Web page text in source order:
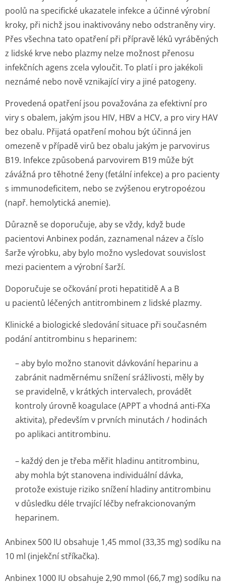
poolů na specifické ukazatele infekce a účinné výrobní
kroky, při nichž jsou inaktivovány nebo odstraněny viry.
Přes všechna tato opatření při přípravě léků vyráběných
z lidské krve nebo plazmy nelze možnost přenosu
infekčních agens zcela vyloučit. To platí i pro jakékoli
neznámé nebo nově vznikající viry a jiné patogeny.
Provedená opatření jsou považována za efektivní pro
viry s obalem, jakým jsou HIV, HBV a HCV, a pro viry HAV
bez obalu. Přijatá opatření mohou být účinná jen
omezeně v případě virů bez obalu jakým je parvovirus
B19. Infekce způsobená parvovirem B19 může být
závážná pro těhotné ženy (fetální infekce) a pro pacienty
s immunodeficitem, nebo se zvýšenou erytropoézou
(např. hemolytická anemie).
Důrazně se doporučuje, aby se vždy, když bude
pacientovi Anbinex podán, zaznamenal název a číslo
šarže výrobku, aby bylo možno vysledovat souvislost
mezi pacientem a výrobní šarží.
Doporučuje se očkování proti hepatitidě A a B
u pacientů léčených antitrombinem z lidské plazmy.
Klinické a biologické sledování situace při současném
podání antitrombinu s heparinem:
– aby bylo možno stanovit dávkování heparinu a
zabránit nadměrnému snížení srážlivosti, měly by
se pravidelně, v krátkých intervalech, provádět
kontroly úrovně koagulace (APPT a vhodná anti-FXa
aktivita), především v prvních minutách / hodinách
po aplikaci antitrombinu.
– každý den je třeba měřit hladinu antitrombinu,
aby mohla být stanovena individuální dávka,
protože existuje riziko snížení hladiny antitrombinu
v důsledku déle trvající léčby nefrakcionovaným
heparinem.
Anbinex 500 IU obsahuje 1,45 mmol (33,35 mg) sodíku na
10 ml (injekční stříkačka).
Anbinex 1000 IU obsahuje 2,90 mmol (66,7 mg) sodíku na